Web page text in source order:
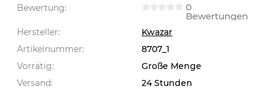
Bewertung: 0
Bewertungen
Hersteller:
Kwazar
Artikelnummer:
8707_1
Vorrätig:
Große Menge
Versand:
24 Stunden